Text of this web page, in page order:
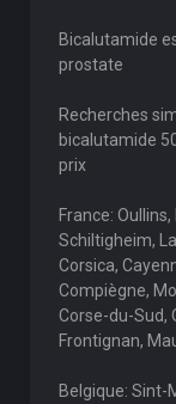
Bicalutamide
prostate
Recherches
bicalutamide
prix
France:
Schiltigheim,
Corsica,
Compiègne,
Corse-du-Sud,
Frontignan,
Belgique: Sint-